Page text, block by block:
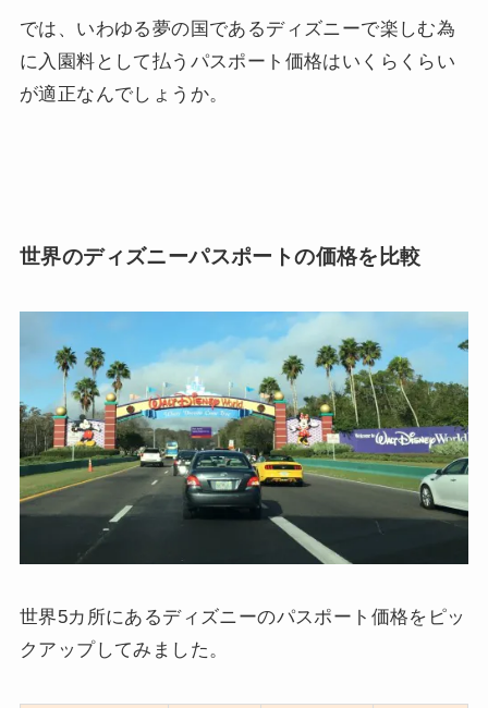
では、いわゆる夢の国であるディズニーで楽しむ為
に入園料として払うパスポート価格はいくらくらい
が適正なんでしょうか。
世界のディズニーパスポートの価格を比較
世界5カ所にあるディズニーのパスポート価格をピッ
クアップしてみました。